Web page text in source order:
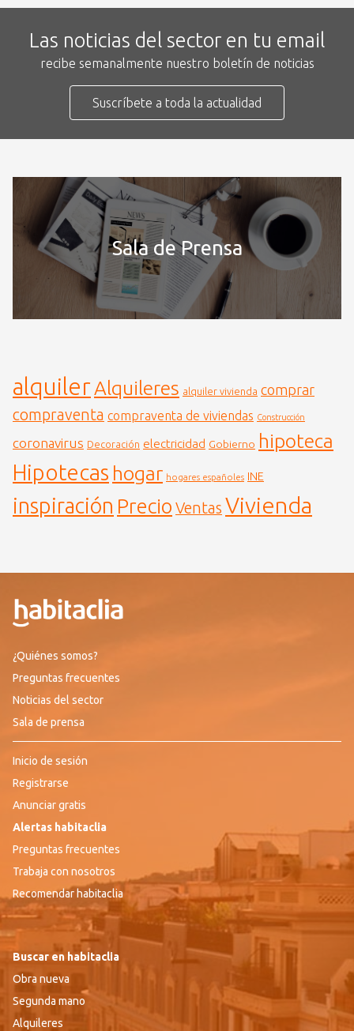
Las noticias del sector en tu email
recibe semanalmente nuestro boletín de noticias
Suscríbete a toda la actualidad
Sala de Prensa
alquilerAlquileres alquiler vivienda comprar
compraventa compraventa de viviendas Construcción
coronavirus Decoración electricidad Gobierno hipoteca
Hipotecas hogar hogares españoles INE
inspiración Precio Ventas Vivienda
¿Quiénes somos?
Preguntas frecuentes
Noticias del sector
Sala de prensa
Inicio de sesión
Registrarse
Anunciar gratis
Alertas habitaclia
Preguntas frecuentes
Trabaja con nosotros
Recomendar habitaclia
Buscar en habitaclia
Obra nueva
Segunda mano
Alquileres